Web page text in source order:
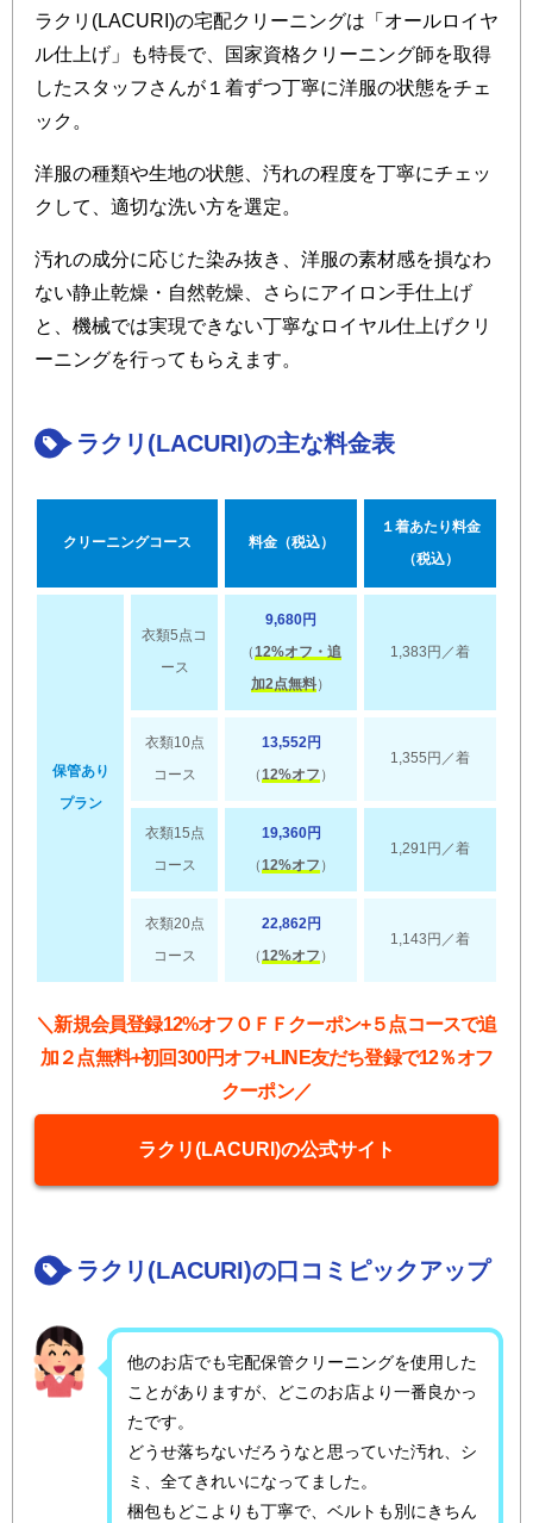
ラクリ(LACURI)の宅配クリーニングは「オールロイヤ
ル仕上げ」も特長で、国家資格クリーニング師を取得
したスタッフさんが１着ずつ丁寧に洋服の状態をチェ
ック。
洋服の種類や生地の状態、汚れの程度を丁寧にチェッ
クして、適切な洗い方を選定。
汚れの成分に応じた染み抜き、洋服の素材感を損なわ
ない静止乾燥・自然乾燥、さらにアイロン手仕上げ
と、機械では実現できない丁寧なロイヤル仕上げクリ
ーニングを行ってもらえます。
ラクリ(LACURI)の主な料金表
クリーニングコース 料金（税込）
１着あたり料金
（税込）
保管あり
プラン
衣類5点コ
ース
9,680円
（12%オフ・追
加2点無料）
1,383円／着
衣類10点
コース
13,552円
（12%オフ ）
1,355円／着
衣類15点
コース
19,360円
（12%オフ ）
1,291円／着
衣類20点
コース
22,862円
（12%オフ ）
1,143円／着
＼新規会員登録12%オフＯＦＦクーポン+５点コースで追
加２点無料+初回300円オフ+LINE友だち登録で12％オフ
クーポン／
ラクリ(LACURI)の公式サイト
ラクリ(LACURI)の口コミピックアップ
他のお店でも宅配保管クリーニングを使用した
ことがありますが、どこのお店より一番良かっ
たです。
どうせ落ちないだろうなと思っていた汚れ、シ
ミ、全てきれいになってました。
梱包もどこよりも丁寧で、ベルトも別にきちん